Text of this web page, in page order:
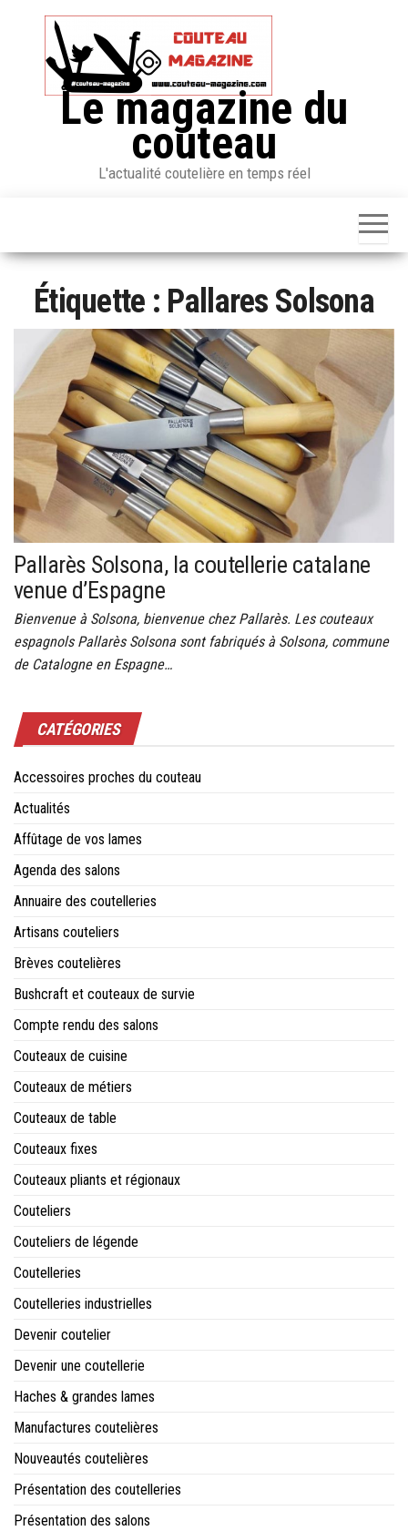
Le magazine du
couteau
L'actualité coutelière en temps réel
Étiquette : Pallares Solsona
Pallarès Solsona, la coutellerie catalane
venue d’Espagne
Bienvenue à Solsona, bienvenue chez Pallarès. Les couteaux
espagnols Pallarès Solsona sont fabriqués à Solsona, commune
de Catalogne en Espagne…
CATÉGORIES
Accessoires proches du couteau
Actualités
Affûtage de vos lames
Agenda des salons
Annuaire des coutelleries
Artisans couteliers
Brèves coutelières
Bushcraft et couteaux de survie
Compte rendu des salons
Couteaux de cuisine
Couteaux de métiers
Couteaux de table
Couteaux fixes
Couteaux pliants et régionaux
Couteliers
Couteliers de légende
Coutelleries
Coutelleries industrielles
Devenir coutelier
Devenir une coutellerie
Haches & grandes lames
Manufactures coutelières
Nouveautés coutelières
Présentation des coutelleries
Présentation des salons